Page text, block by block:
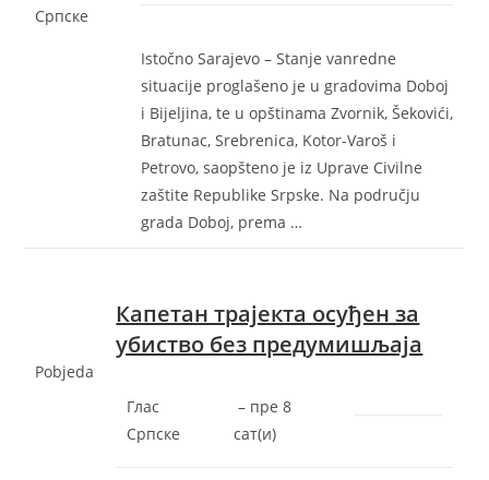
Српске
Istočno Sarajevo – Stanje vanredne
situacije proglašeno je u gradovima Doboj
i Bijeljina, te u opštinama Zvornik, Šekovići,
Bratunac, Srebrenica, Kotor-Varoš i
Petrovo, saopšteno je iz Uprave Civilne
zaštite Republike Srpske. Na području
grada Doboj, prema …
Pobjeda
Капетан трајекта осуђен за
убиство без предумишљаја
Глас
Српске
– ‎пре 8
сат(и)‎